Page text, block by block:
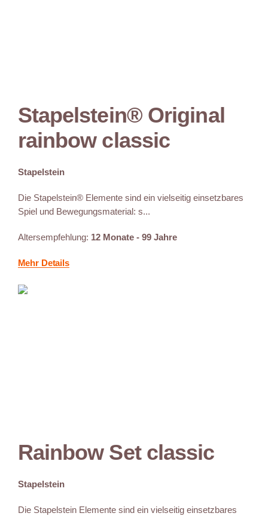
Stapelstein® Original
rainbow classic
Stapelstein
Die Stapelstein® Elemente sind ein vielseitig einsetzbares
Spiel und Bewegungsmaterial: s...
Altersempfehlung: 12 Monate - 99 Jahre
Mehr Details
Rainbow Set classic
Stapelstein
Die Stapelstein Elemente sind ein vielseitig einsetzbares